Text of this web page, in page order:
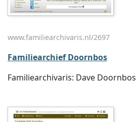
www.familiearchivaris.nl/2697
Familiearchief Doornbos
Familiearchivaris: Dave Doornbos